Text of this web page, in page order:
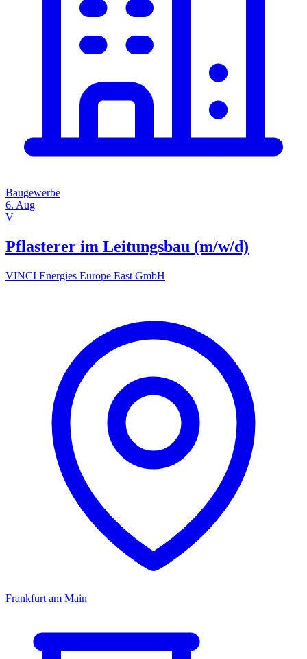
Baugewerbe
6. Aug
V
Pflasterer im Leitungsbau (m/w/d)
VINCI Energies Europe East GmbH
Frankfurt am Main